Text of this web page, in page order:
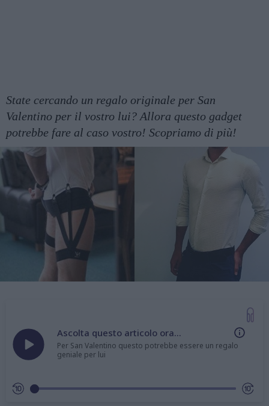
State cercando un regalo originale per San
Valentino per il vostro lui? Allora questo gadget
potrebbe fare al caso vostro! Scopriamo di più!
Ascolta questo articolo ora...
Per San Valentino questo potrebbe essere un regalo
geniale per lui